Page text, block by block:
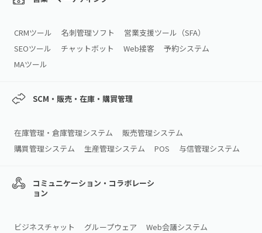
CRMツール 名刺管理ソフト
営業支援ツール（SFA）
SEOツール
チャットボット Web接客
予約システム
MAツール
SCM・販売・在庫・購買管理
在庫管理・倉庫管理システム
販売管理システム
購買管理システム
生産管理システム POS 与信管理システム
コミュニケーション・コラボレーシ
ョン
ビジネスチャット グループウェア
Web会議システム